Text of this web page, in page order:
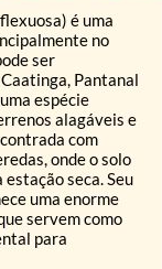
é uma
no
ser
Pantanal
espécie
alagáveis e
com
onde o solo
seca. Seu
uma enorme
servem como
para